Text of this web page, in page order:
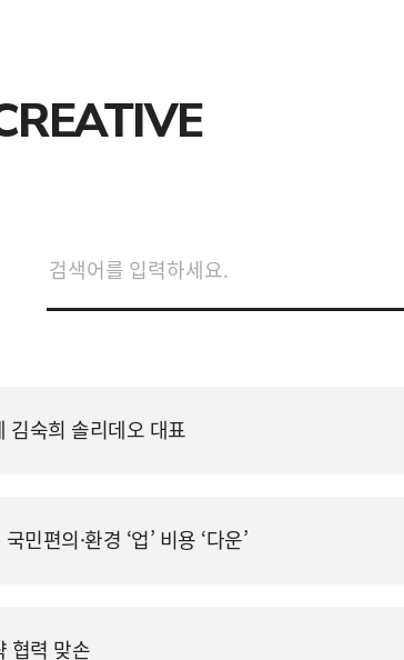
김숙희 솔리데오 대표
편의·환경 ‘업’ 비용 ‘다운’
협력 맞손